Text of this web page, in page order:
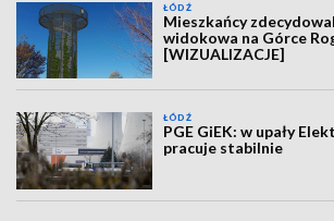
ŁÓDŹ
Mieszkańcy
widokowa na Górce
[WIZUALIZACJE]
ŁÓDŹ
PGE GiEK: w upały
pracuje stabilnie